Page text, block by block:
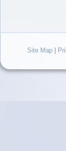
Site Map